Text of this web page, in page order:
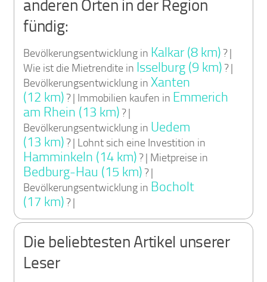
anderen Orten in der Region
fündig:
Bevölkerungsentwicklung in Kalkar (8 km)? |
Wie ist die Mietrendite in Isselburg (9 km)? |
Bevölkerungsentwicklung inXanten
(12 km)? | Immobilien kaufen in Emmerich
am Rhein (13 km)? |
Bevölkerungsentwicklung in Uedem
(13 km)? | Lohnt sich eine Investition in
Hamminkeln (14 km)? | Mietpreise in
Bedburg-Hau (15 km)? |
Bevölkerungsentwicklung in Bocholt
(17 km)? |
Die beliebtesten Artikel unserer
Leser